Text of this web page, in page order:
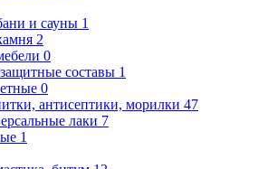
и сауны 1
2
0
составы 1
0
антисептики, морилки 47
лаки 7
1